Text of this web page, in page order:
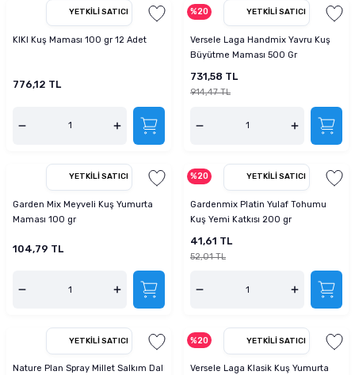
YETKILI SATICI
KIKI Kuş Maması 100 gr 12 Adet
776,12 TL
%20 YETKILI SATICI
Versele Laga Handmix Yavru Kuş
Büyütme Maması 500 Gr
731,58 TL
914,47 TL
YETKILI SATICI
Garden Mix Meyveli Kuş Yumurta
Maması 100 gr
104,79 TL
%20 YETKILI SATICI
Gardenmix Platin Yulaf Tohumu
Kuş Yemi Katkısı 200 gr
41,61 TL
52,01 TL
YETKILI SATICI
Nature Plan Spray Millet Salkım Dal
%20 YETKILI SATICI
Versele Laga Klasik Kuş Yumurta